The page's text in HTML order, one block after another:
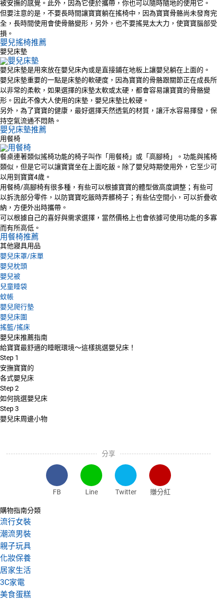
被安撫的感覺。此外，因為它便於攜帶，你也可以隨時隨地的使用它。
但要注意的是，不要長時間讓寶寶躺在搖椅中，因為寶寶骨骼尚未發育完
全，長時間使用會使骨骼變形，另外，也不要搖晃太大力，使寶寶腦部受
損。
嬰兒搖椅推薦
嬰兒床墊
嬰兒床墊是用來放在嬰兒床內或是直接鋪在地板上讓嬰兒躺在上面的。
嬰兒床墊重要的一點是床墊的軟硬度，因為寶寶的骨骼跟關節正在成長所
以非常的柔軟，如果選擇的床墊太軟或太硬，都會容易讓寶寶的骨骼變
形。因此不像大人使用的床墊，嬰兒床墊比較硬。
另外，為了寶寶的健康，最好選擇天然透氣的材質，讓汗水容易揮發，保
持空氣流通不悶熱。
嬰兒床墊推薦
用餐椅
餐桌連著類似搖椅功能的椅子叫作「用餐椅」或「高腳椅」。功能與搖椅
類似，但是它可以讓寶寶坐在上面吃飯。除了嬰兒時期使用外，它至少可
以用到寶寶4歲。
用餐椅/高腳椅有很多種，有些可以根據寶寶的體型做高度調整；有些可
以拆洗部分零件，以防寶寶吃飯時弄髒椅子；有些佔空間小，可以折疊收
納，方便外出時攜帶。
可以根據自己的喜好與需求選擇，當然價格上也會依據可使用功能的多寡
而有所高低。
用餐椅推薦
其他寢具用品
嬰兒床罩/床單
嬰兒枕頭
嬰兒被
兒童睡袋
蚊帳
嬰兒爬行墊
嬰兒床圍
搖籃/搖床
嬰兒床推薦指南
給寶寶最舒適的睡眠環境～這樣挑選嬰兒床！
Step 1
安撫寶寶的
各式嬰兒床
Step2
如何挑選嬰兒床
Step3
嬰兒床周邊小物
分享
FB Line Twitter 賺分紅
購物指南分類
流行女裝
潮流男裝
親子玩具
化妝保養
居家生活
3C家電
美食蛋糕